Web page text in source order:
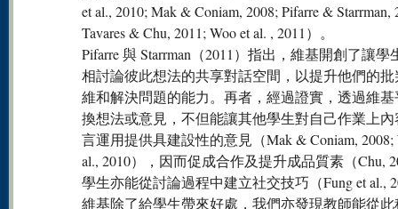
et al., 2010; Mak & Coniam, 2008; Pifarre & Starrman,
Tavares & Chu, 2011; Woo et al. , 2011）。
Pifarre 與 Starrman（2011）指出，維基開創了讓學
相討論彼此想法的共享對話空間，以提升他們的
維和解決問題的能力。再者，經過證實，透過維
換想法或意見，不但能讓其他學生對自己作業上
言運用提供具建設性的意見（Mak & Coniam, 2008;
al., 2010），因而促成合作及提升成品質素（Chu,
學生亦能從討論過程中建立社交技巧（Fung et al.,
維基除了給學生帶來好處，我們亦發現教師能從